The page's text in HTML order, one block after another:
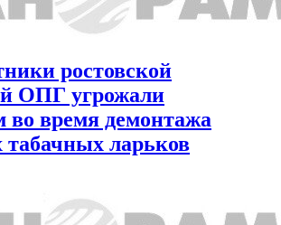
ростовской
ОПГ угрожали
во время демонтажа
табачных ларьков